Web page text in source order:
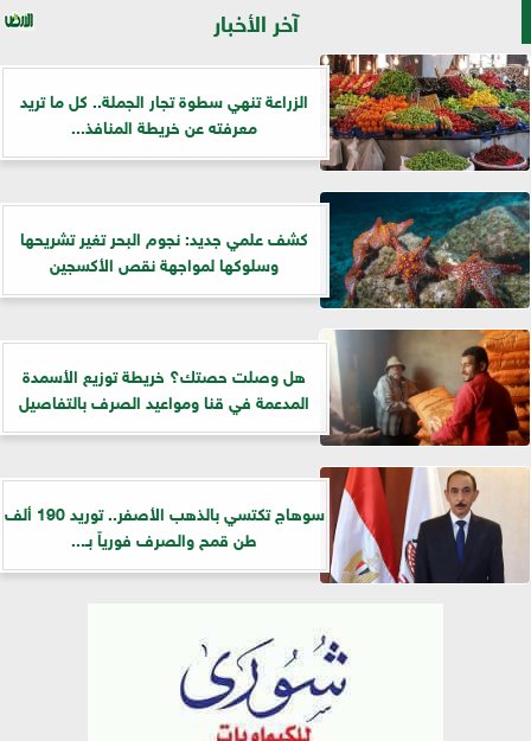
آخر الأخبار
الزراعة تنهي سطوة تجار الجملة.. كل ما تريد
معرفته عن خريطة المنافذ...
كشف علمي جديد: نجوم البحر تغير تشريحها
وسلوكها لمواجهة نقص الأكسجين
هل وصلت حصتك؟ خريطة توزيع الأسمدة
المدعمة في قنا ومواعيد الصرف بالتفاصيل
سوهاج تكتسي بالذهب الأصفر.. توريد 190 ألف
طن قمح والصرف فورياً بـ...